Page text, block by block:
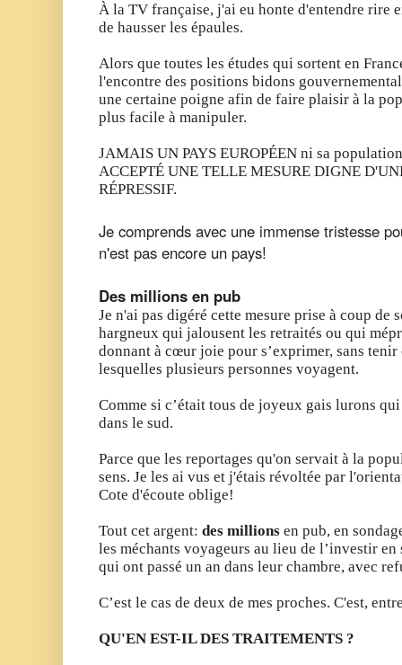
À la TV française, j'ai eu honte d'entendre rire
de hausser les épaules.
Alors que toutes les études qui sortent en
l'encontre des positions bidons
une certaine poigne afin de faire plaisir à la
plus facile à manipuler.
JAMAIS UN PAYS EUROPÉEN ni sa
ACCEPTÉ UNE TELLE MESURE DIGNE
RÉPRESSIF.
Je comprends avec une immense tristesse
n'est pas encore un pays!
Des millions en pub
Je n'ai pas digéré cette mesure prise à coup de
hargneux qui jalousent les retraités ou qui
donnant à cœur joie pour s’exprimer, sans
lesquelles plusieurs personnes voyagent.
Comme si c’était tous de joyeux gais lurons
dans le sud.
Parce que les reportages qu'on servait à la
sens. Je les ai vus et j'étais révoltée par
Cote d'écoute oblige!
Tout cet argent: des millions en pub, en
les méchants voyageurs au lieu de l’investir
qui ont passé un an dans leur chambre, avec
C’est le cas de deux de mes proches. C'est,
QU'EN EST-IL DES TRAITEMENTS ?